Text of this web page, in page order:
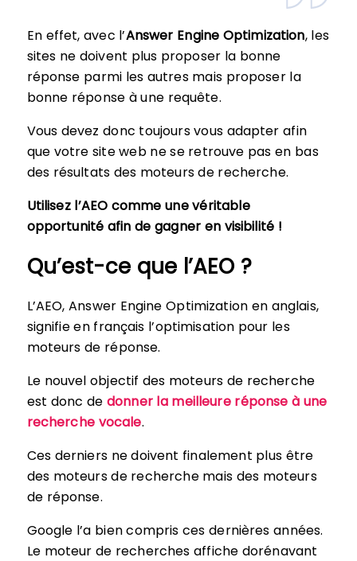
En effet, avec l’Answer Engine Optimization, les
sites ne doivent plus proposer la bonne
réponse parmi les autres mais proposer la
bonne réponse à une requête.
Vous devez donc toujours vous adapter afin
que votre site web ne se retrouve pas en bas
des résultats des moteurs de recherche.
Utilisez l’AEO comme une véritable
opportunité afin de gagner en visibilité !
Qu’est-ce que l’AEO ?
L’AEO, Answer Engine Optimization en anglais,
signifie en français l’optimisation pour les
moteurs de réponse.
Le nouvel objectif des moteurs de recherche
est donc de donner la meilleure réponse à une
recherche vocale.
Ces derniers ne doivent finalement plus être
des moteurs de recherche mais des moteurs
de réponse.
Google l’a bien compris ces dernières années.
Le moteur de recherches affiche dorénavant